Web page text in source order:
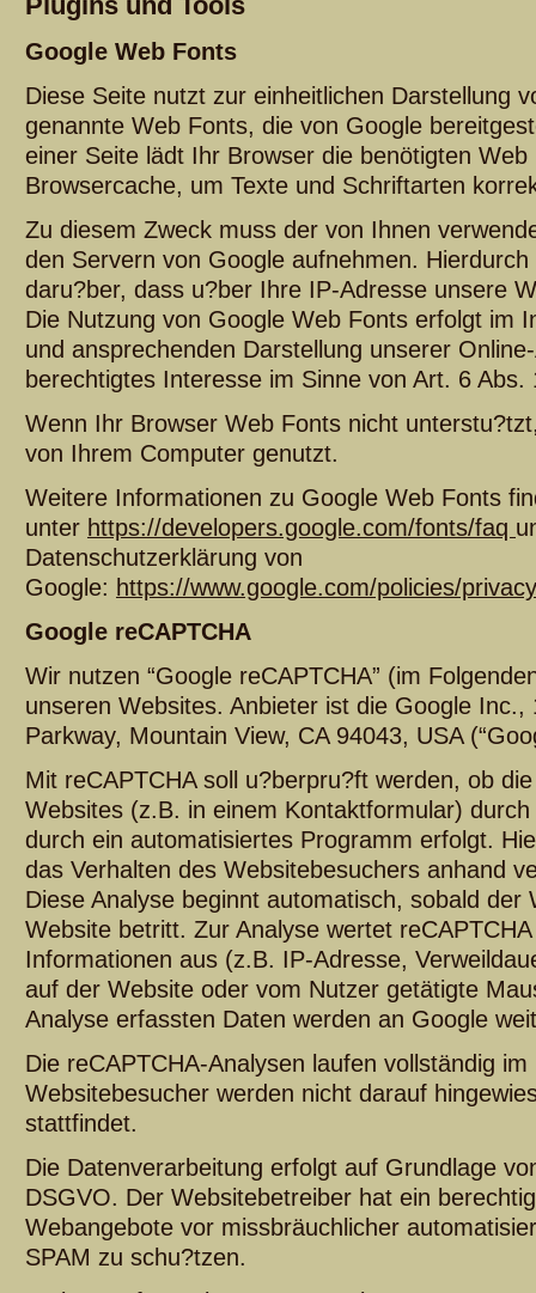
Google Web Fonts
Diese Seite nutzt zur einheitlichen Darstellung
genannte Web Fonts, die von Google
einer Seite lädt Ihr Browser die benötigten Web
Browsercache, um Texte und Schriftarten
Zu diesem Zweck muss der von Ihnen
den Servern von Google aufnehmen.
daru?ber, dass u?ber Ihre IP-Adresse unsere
Die Nutzung von Google Web Fonts erfolgt im
und ansprechenden Darstellung unserer
berechtigtes Interesse im Sinne von Art. 6
Wenn Ihr Browser Web Fonts nicht
von Ihrem Computer genutzt.
Weitere Informationen zu Google Web Fonts
unter https://developers.google.com/fonts/faq
Datenschutzerklärung von
Google: https://www.google.com/policies/
Google reCAPTCHA
Wir nutzen “Google reCAPTCHA” (im
unseren Websites. Anbieter ist die Google Inc.,
Parkway, Mountain View, CA 94043, USA
Mit reCAPTCHA soll u?berpru?ft werden, ob
Websites (z.B. in einem Kontaktformular)
durch ein automatisiertes Programm erfolgt.
das Verhalten des Websitebesuchers anhand
Diese Analyse beginnt automatisch, sobald der
Website betritt. Zur Analyse wertet
Informationen aus (z.B. IP-Adresse,
auf der Website oder vom Nutzer getätigte
Analyse erfassten Daten werden an Google
Die reCAPTCHA-Analysen laufen vollständig
Websitebesucher werden nicht darauf
stattfindet.
Die Datenverarbeitung erfolgt auf Grundlage
DSGVO. Der Websitebetreiber hat ein
Webangebote vor missbräuchlicher
SPAM zu schu?tzen.